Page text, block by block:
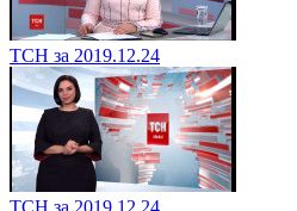
ТСН за 2019.12.24
ТСН за 2019.12.24